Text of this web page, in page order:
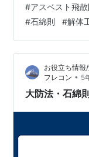
フレコンバッグ
と環境省のマニ
最近、新規のお
きています。 そ
ロングタイプを
用するユーザー
#アスベスト飛散
#石綿則 #解体
お役立ち情
フレコン • 5
大防法・石綿